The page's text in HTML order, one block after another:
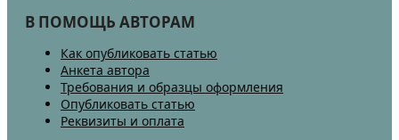
В ПОМОЩЬ АВТОРАМ
Как опубликовать статью
Анкета автора
Требования и образцы оформления
Опубликовать статью
Реквизиты и оплата